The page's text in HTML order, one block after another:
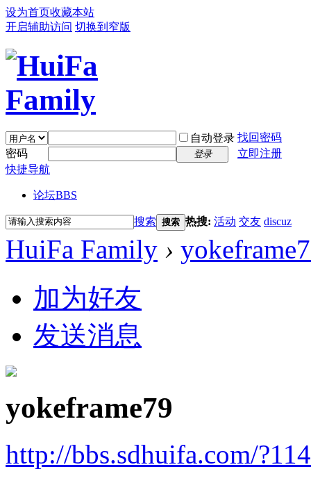
设为首页收藏本站
开启辅助访问 切换到窄版
自动登录 找回密码
密码
登录
立即注册
快捷导航
论坛BBS
搜索 搜索 热搜: 活动 交友 discuz
HuiFa Family ›
加为好友
发送消息
yokeframe79
http://bbs.sdhuifa.com/